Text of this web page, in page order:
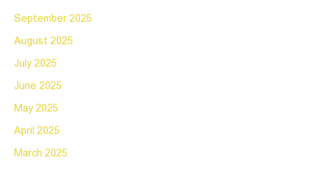
September 2025
August 2025
July 2025
June 2025
May 2025
April 2025
March 2025